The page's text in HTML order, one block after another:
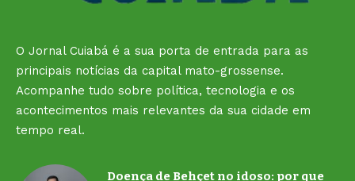
O Jornal Cuiabá é a sua porta de entrada para as
principais notícias da capital mato-grossense.
Acompanhe tudo sobre política, tecnologia e os
acontecimentos mais relevantes da sua cidade em
tempo real.
Doença de Behçet no idoso: por que